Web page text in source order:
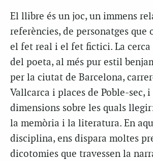
El llibre és un joc, un immens
referències, de personatges que
el fet real i el fet fictici. La
del poeta, al més pur estil
per la ciutat de Barcelona,
Vallcarca i places de Poble-sec,
dimensions sobre les quals
la memòria i la literatura. En
disciplina, ens dispara moltes
dicotomies que travessen la